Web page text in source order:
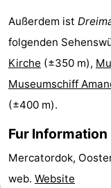
Middelkerke
-
Westende
-
Nieuwpoort
-
Koksijde
-
De
-
Außerdem ist
folgenden
Kirche (±350 m),
Museumschiff
(±400 m).
Fur Information
Mercatordok,
web. Website